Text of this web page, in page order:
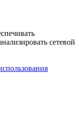
сетевой